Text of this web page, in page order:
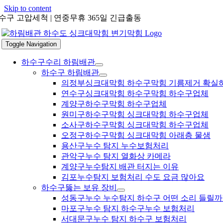
Skip to content
구 고압세척 | 연중무휴 365일 긴급출동
Toggle Navigation
하수구수리 하림배관
하수구 하림배관
의정부싱크대막힘 하수구막힘 기름제거 확실
연수구싱크대막힘 하수구막힘 하수구업체
계양구하수구막힘 하수구업체
원미구하수구막힘 싱크대막힘 하수구업체
소사구하수구막힘 싱크대막힘 하수구업체
오정구하수구막힘 싱크대막힘 아래층 물샘
용산구누수 탐지 누수보험처리
관악구누수 탐지 열화상 카메라
계양구누수탐지 배관 터지는 이유
김포누수탐지 보험처리 수도 요금 많아요
하수구뚫는 보유 장비
성동구누수 누수탐지 하수구 어떤 소리 들릴까
마포구누수 탐지 하수구누수 보험처리
서대문구누수 탐지 하수구 보험처리